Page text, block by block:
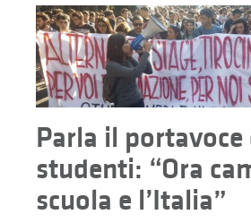
Parla il portavoce
studenti: “Ora
scuola e l’Italia”